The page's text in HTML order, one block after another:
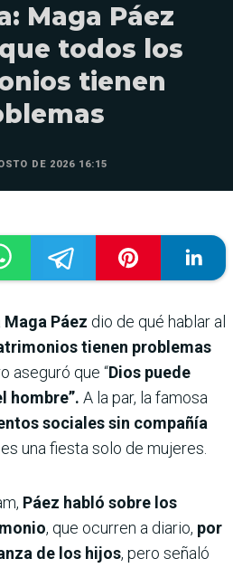
Maga Páez
todos los
tienen
DE 2026 16:15
Maga Páez dio de qué hablar al
tienen problemas
aseguró que “Dios puede
hombre”. A la par, la famosa
sociales sin compañía
una fiesta solo de mujeres.
Páez habló sobre los
, que ocurren a diario, por
de los hijos, pero señaló